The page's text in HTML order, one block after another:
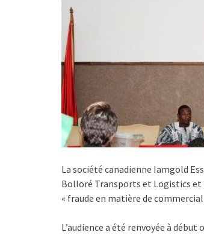
La société canadienne Iamgold
Bolloré Transports et Logistics et
« fraude en matière de
L’audience a été renvoyée à